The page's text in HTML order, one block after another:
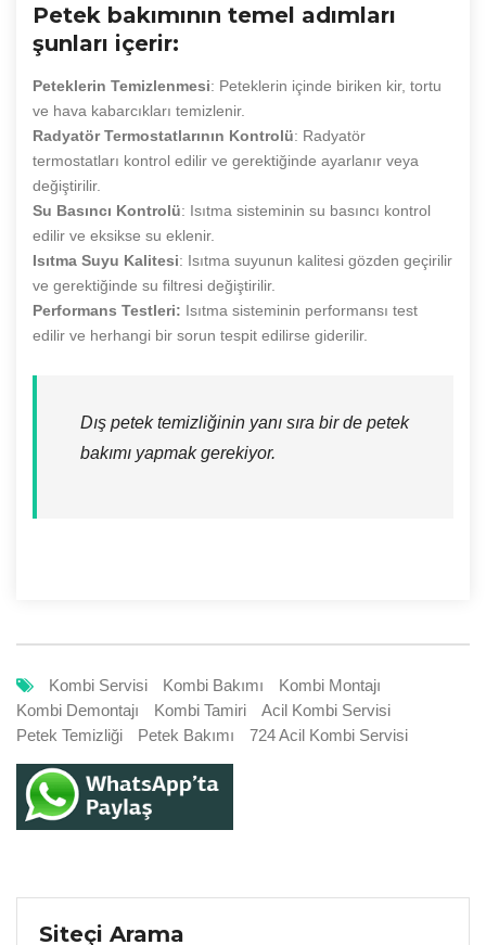
Petek bakımının temel adımları
şunları içerir:
Peteklerin Temizlenmesi: Peteklerin içinde biriken kir, tortu
ve hava kabarcıkları temizlenir.
Radyatör Termostatlarının Kontrolü: Radyatör
termostatları kontrol edilir ve gerektiğinde ayarlanır veya
değiştirilir.
Su Basıncı Kontrolü: Isıtma sisteminin su basıncı kontrol
edilir ve eksikse su eklenir.
Isıtma Suyu Kalitesi: Isıtma suyunun kalitesi gözden geçirilir
ve gerektiğinde su filtresi değiştirilir.
Performans Testleri: Isıtma sisteminin performansı test
edilir ve herhangi bir sorun tespit edilirse giderilir.
Dış petek temizliğinin yanı sıra bir de petek
bakımı yapmak gerekiyor.
Kombi Servisi Kombi Bakımı
Kombi Montajı
Kombi Demontajı
Kombi Tamiri
Acil Kombi Servisi
Petek Temizliği
Petek Bakımı 724 Acil Kombi Servisi
Siteçi Arama